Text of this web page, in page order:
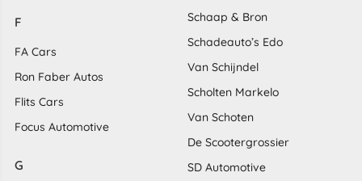
F
FA Cars
Ron Faber Autos
Flits Cars
Focus Automotive
G
Schaap & Bron
Schadeauto’s Edo
Van Schijndel
Scholten Markelo
Van Schoten
De Scootergrossier
SD Automotive